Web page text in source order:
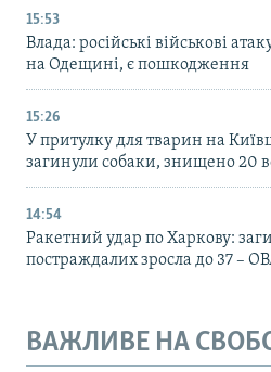
15:53
Влада: російські військові
на Одещині, є пошкодження
15:26
У притулку для тварин на
загинули собаки, знищено 20
14:54
Ракетний удар по Харкову:
постраждалих зросла до 37 –
ВАЖЛИВЕ НА